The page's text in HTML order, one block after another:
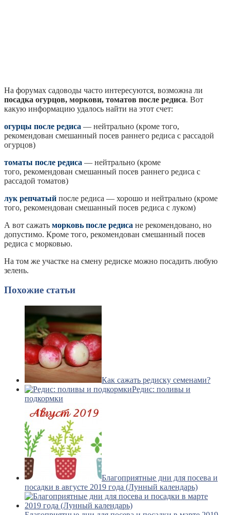
На форумах садоводы часто интересуются, возможна ли
посадка огурцов, моркови, томатов после редиса. Вот
какую информацию удалось найти на этот счет:
огурцы после редиса — нейтрально (кроме того,
рекомендован смешанный посев раннего редиса с рассадой
огурцов)
томаты после редиса — нейтрально (кроме
того, рекомендован смешанный посев раннего редиса с
рассадой томатов)
лук репчатый после редиса — хорошо и нейтрально (кроме
того, рекомендован смешанный посев редиса с луком)
А вот сажать морковь после редиса не рекомендовано, но
допустимо. Кроме того, рекомендован смешанный посев
редиса с морковью.
На том же участке на смену редиске можно посадить любую
зелень.
Похожие статьи
Как сажать редиску семенами?
Редис: поливы и
подкормки
Благоприятные дни для посева и
посадки в августе 2019 года (Лунный календарь)